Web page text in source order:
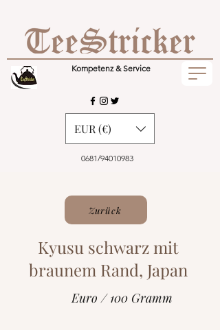
Kompetenz & Service
0681/94010983
EUR (€)
Zurück
Kyusu schwarz mit
braunem Rand, Japan
Euro / 100 Gramm